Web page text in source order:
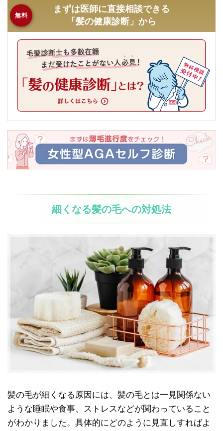
無料
まずは医師に直接相談できる
「髪の健康診断」から
細くなる髪の毛への対処法
髪の毛が細くなる原因には、髪の毛とは一見関係ない
ような睡眠や食事、ストレスなどが関わっていること
がわかりました。具体的にどのように見直しすればよ